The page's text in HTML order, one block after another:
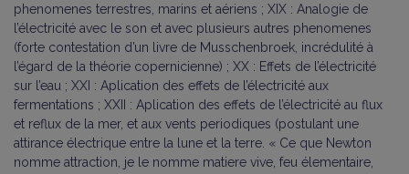
phenomenes terrestres, marins et aériens ; XIX : Analogie de
l’électricité avec le son et avec plusieurs autres phenomenes
(forte contestation d’un livre de Musschenbroek, incrédulité à
l’égard de la théorie copernicienne) ; XX : Effets de l’électricité
sur l’eau ; XXI : Aplication des effets de l’électricité aux
fermentations ; XXII : Aplication des effets de l’électricité au flux
et reflux de la mer, et aux vents periodiques (postulant une
attirance électrique entre la lune et la terre. « Ce que Newton
nomme attraction, je le nomme matiere vive, feu élementaire,